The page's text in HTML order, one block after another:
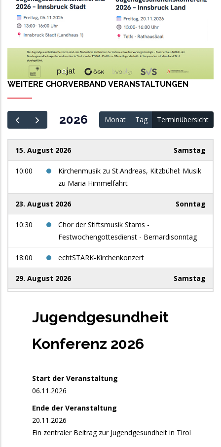
WEITERE CHORVERBAND VERANSTALTUNGEN
2026 Monat Tag Terminübersicht
15. August 2026 Samstag
10:00
Kirchenmusik zu St.Andreas, Kitzbühel: Musik
zu Maria Himmelfahrt
23. August 2026 Sonntag
10:30
Chor der Stiftsmusik Stams -
Festwochengottesdienst - Bernardisonntag
18:00 echtSTARK-Kirchenkonzert
29. August 2026 Samstag
5. September 2026
Männerchor Niederau - Singnachmittag auf
Fit for Singing: Stimmbildung für Chorleitende
und Sänger:innen
Jugendgesundheit
Konferenz 2026
Start der Veranstaltung
06.11.2026
Ende der Veranstaltung
20.11.2026
Ein zentraler Beitrag zur Jugendgesundheit in Tirol